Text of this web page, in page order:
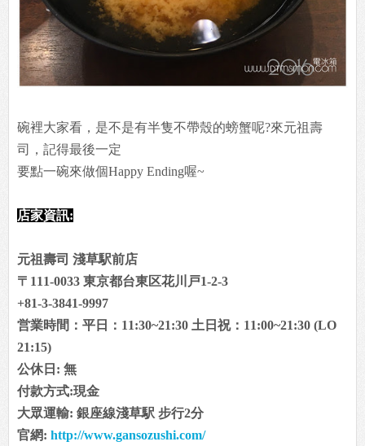
碗裡大家看，是不是有半隻不帶殼的螃蟹呢?來元祖壽
司，記得最後一定
要點一碗來做個Happy Ending喔~
店家資訊:
元祖壽司 淺草駅前店
〒111-0033 東京都台東区花川戸1-2-3
+81-3-3841-9997
営業時間：平日：11:30~21:30 土日祝：11:00~21:30 (LO
21:15)
公休日: 無
付款方式:現金
大眾運輸: 銀座線淺草駅 步行2分
官網: http://www.gansozushi.com/